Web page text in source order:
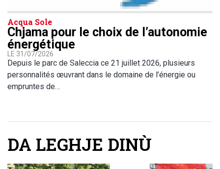
Acqua Sole
Chjama pour le choix de l’autonomie
énergétique
LE 31/07/2026
Depuis le parc de Saleccia ce 21 juillet 2026, plusieurs
personnalités œuvrant dans le domaine de l’énergie ou
empruntes de…
DA LEGHJE DINÙ